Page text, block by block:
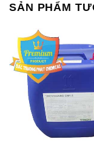
SẢN PHẨM